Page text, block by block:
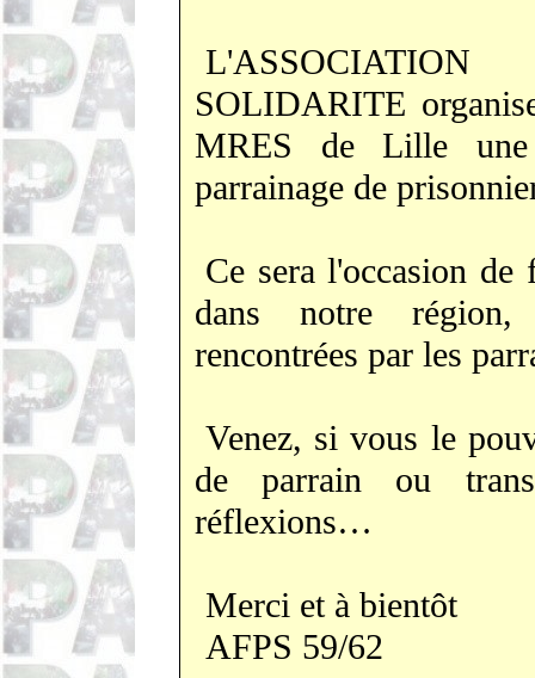
SOLIDARITE
MRES de Lille
parrainage de
Ce sera l'occasion
dans notre région,
rencontrées par les
Venez, si vous le
de parrain ou
réflexions…
Merci et à bientôt
AFPS 59/62